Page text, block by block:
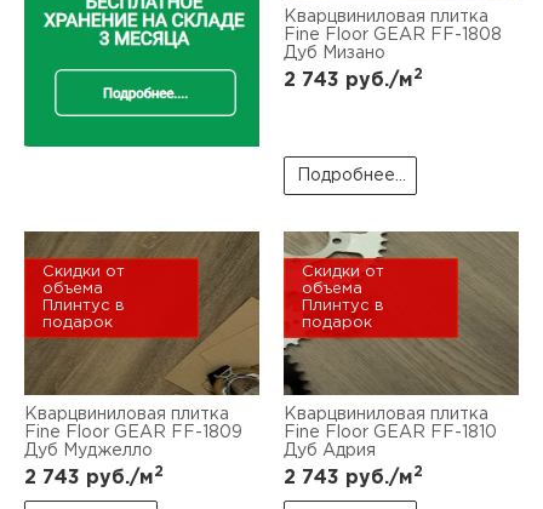
Кварцвиниловая плитка
Fine Floor GEAR FF-1808
Дуб Мизано
2 743 руб./м2
Подробнее...
Скидки от
объема
Плинтус в
подарок
Кварцвиниловая плитка
Fine Floor GEAR FF-1809
Дуб Муджелло
2 743 руб./м2
Скидки от
объема
Плинтус в
подарок
Кварцвиниловая плитка
Fine Floor GEAR FF-1810
Дуб Адрия
2 743 руб./м2